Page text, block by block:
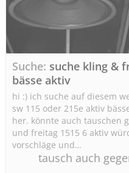
Suche suche kling &
bässe aktiv
hi :) ich suche auf diesem
sw 115 oder 215e aktiv
her. könnte auch tauschen
und freitag 1515 6 aktiv
vorschläge und…
tausch auch